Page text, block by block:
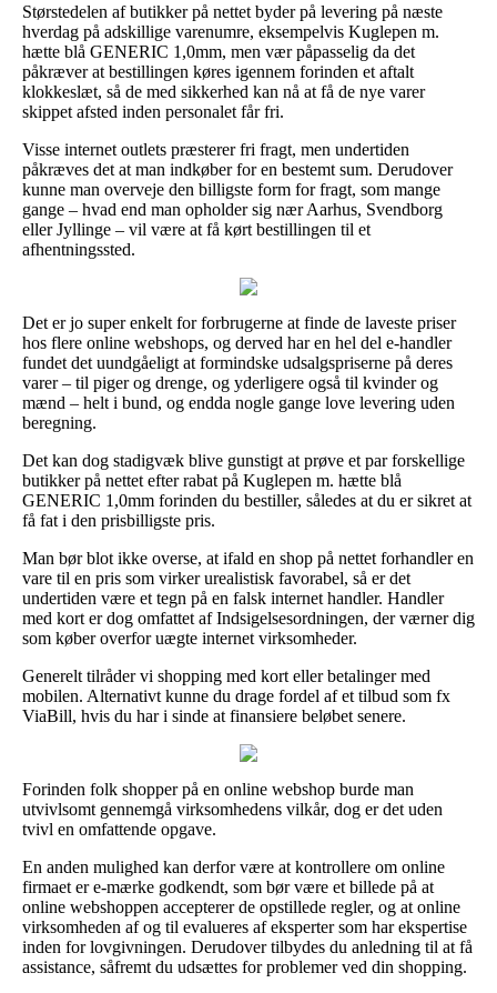
Størstedelen af butikker på nettet byder på levering på næste
hverdag på adskillige varenumre, eksempelvis Kuglepen m.
hætte blå GENERIC 1,0mm, men vær påpasselig da det
påkræver at bestillingen køres igennem forinden et aftalt
klokkeslæt, så de med sikkerhed kan nå at få de nye varer
skippet afsted inden personalet får fri.
Visse internet outlets præsterer fri fragt, men undertiden
påkræves det at man indkøber for en bestemt sum. Derudover
kunne man overveje den billigste form for fragt, som mange
gange – hvad end man opholder sig nær Aarhus, Svendborg
eller Jyllinge – vil være at få kørt bestillingen til et
afhentningssted.
Det er jo super enkelt for forbrugerne at finde de laveste priser
hos flere online webshops, og derved har en hel del e-handler
fundet det uundgåeligt at formindske udsalgspriserne på deres
varer – til piger og drenge, og yderligere også til kvinder og
mænd – helt i bund, og endda nogle gange love levering uden
beregning.
Det kan dog stadigvæk blive gunstigt at prøve et par forskellige
butikker på nettet efter rabat på Kuglepen m. hætte blå
GENERIC 1,0mm forinden du bestiller, således at du er sikret at
få fat i den prisbilligste pris.
Man bør blot ikke overse, at ifald en shop på nettet forhandler en
vare til en pris som virker urealistisk favorabel, så er det
undertiden være et tegn på en falsk internet handler. Handler
med kort er dog omfattet af Indsigelsesordningen, der værner dig
som køber overfor uægte internet virksomheder.
Generelt tilråder vi shopping med kort eller betalinger med
mobilen. Alternativt kunne du drage fordel af et tilbud som fx
ViaBill, hvis du har i sinde at finansiere beløbet senere.
Forinden folk shopper på en online webshop burde man
utvivlsomt gennemgå virksomhedens vilkår, dog er det uden
tvivl en omfattende opgave.
En anden mulighed kan derfor være at kontrollere om online
firmaet er e-mærke godkendt, som bør være et billede på at
online webshoppen accepterer de opstillede regler, og at online
virksomheden af og til evalueres af eksperter som har ekspertise
inden for lovgivningen. Derudover tilbydes du anledning til at få
assistance, såfremt du udsættes for problemer ved din shopping.